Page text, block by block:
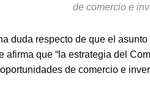
de comercio e
duda respecto de que el
afirma que “la estrategia del
de comercio e